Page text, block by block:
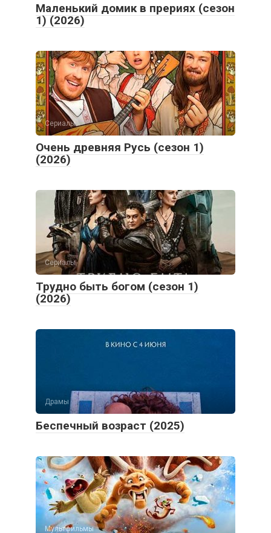
Маленький домик в прериях (сезон
1) (2026)
Сериалы
Очень древняя Русь (сезон 1)
(2026)
Сериалы
Трудно быть богом (сезон 1)
(2026)
Драмы
Беспечный возраст (2025)
Мультфильмы